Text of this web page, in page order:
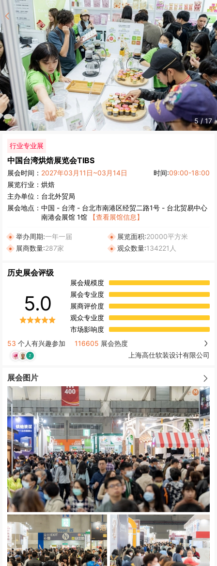
5 / 17
行业专业展
中国台湾烘焙展览会TIBS
展会时间： 2027年03月11日~03月14日 时间:09:00-18:00
展览行业： 烘焙
主办单位： 台北外贸局
展会地点： 中国 - 台湾 - 台北市南港区经贸二路1号 - 台北贸易中心
南港会展馆 1馆
【查看展馆信息】
举办周期:一年一届 展览面积:20000平方米
展商数量:287家 观众数量:134221人
历史展会评级
5.0
展会规模度
展会专业度
展商评价度
观众专业度
市场影响度
53 个人有兴趣参加 116605 展会热度
上海高仕软装设计有限公司
展会图片